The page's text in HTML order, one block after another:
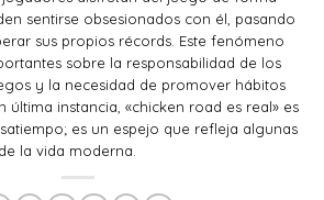
sentirse obsesionados con él, pasando
sus propios récords. Este fenómeno
sobre la responsabilidad de los
y la necesidad de promover hábitos
última instancia, «chicken road es real» es
es un espejo que refleja algunas
la vida moderna.